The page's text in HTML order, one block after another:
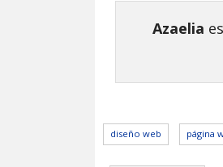
Azaelia
diseño web página